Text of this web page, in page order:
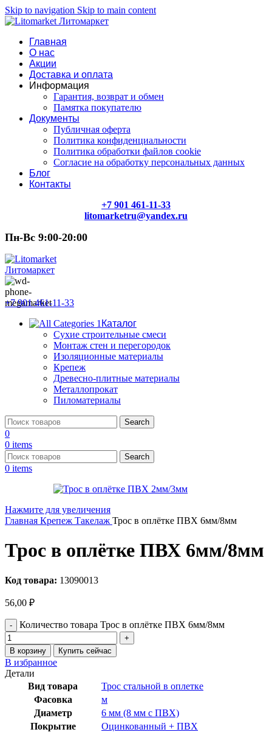
Skip to navigation Skip to main content
Главная
О нас
Акции
Доставка и оплата
Информация
Гарантия, возврат и обмен
Памятка покупателю
Документы
Публичная оферта
Политика конфиденциальности
Политика обработки файлов cookie
Согласие на обработку персональных данных
Блог
Контакты
+7 901 461-11-33
litomarketru@yandex.ru
Пн-Вс 9:00-20:00
+7 901 461-11-33
Каталог
Сухие строительные смеси
Монтаж стен и перегородок
Изоляционные материалы
Крепеж
Древесно-плитные материалы
Металлопрокат
Пиломатериалы
Search
0
0 items
Search
0 items
Нажмите для увеличения
Главная Крепеж Такелаж Трос в оплётке ПВХ 6мм/8мм
Трос в оплётке ПВХ 6мм/8мм
Код товара: 13090013
56,00 ₽
Количество товара Трос в оплётке ПВХ 6мм/8мм
В корзину Купить сейчас
В избранное
Детали
Вид товара
Трос стальной в оплетке
Фасовка
м
Диаметр
6 мм (8 мм с ПВХ)
Покрытие
Оцинкованный + ПВХ